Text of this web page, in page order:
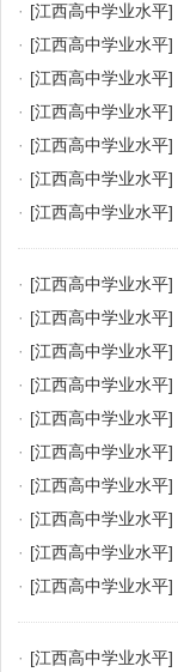
· [江西高中学业水平]
· [江西高中学业水平]
· [江西高中学业水平]
· [江西高中学业水平]
· [江西高中学业水平]
· [江西高中学业水平]
· [江西高中学业水平]
· [江西高中学业水平]
· [江西高中学业水平]
· [江西高中学业水平]
· [江西高中学业水平]
· [江西高中学业水平]
· [江西高中学业水平]
· [江西高中学业水平]
· [江西高中学业水平]
· [江西高中学业水平]
· [江西高中学业水平]
· [江西高中学业水平]